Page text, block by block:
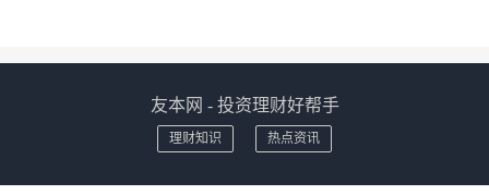
友本网 - 投资理财好帮手
理财知识 热点资讯